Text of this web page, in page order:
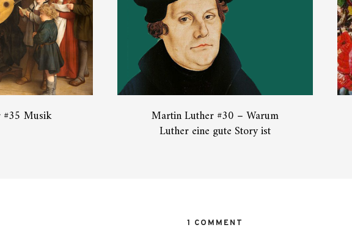
Musik
Martin Luther #30 – Warum
Luther eine gute Story ist
1 COMMENT